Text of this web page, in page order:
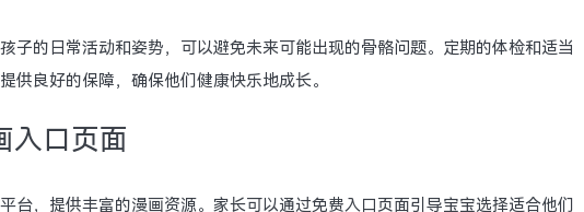
子的日常活动和姿势，可以避免未来可能出现的骨骼问题。定期的体检和适当
供良好的保障，确保他们健康快乐地成长。
入口页面
台，提供丰富的漫画资源。家长可以通过免费入口页面引导宝宝选择适合他们